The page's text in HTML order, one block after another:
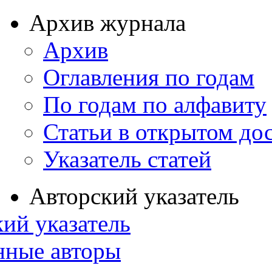
Архив журнала
Архив
Оглавления по годам
По годам по алфавиту
Статьи в открытом
Указатель статей
Авторский указатель
указатель
авторы